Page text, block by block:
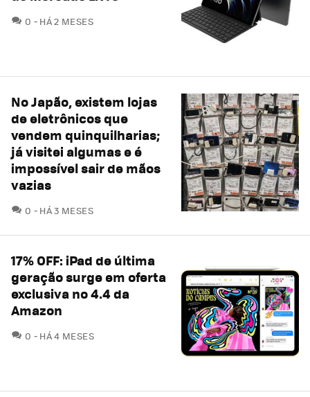
0 COMENTÁRIOS
HÁ 2 MESES
No Japão, existem lojas
de eletrônicos que
vendem quinquilharias;
já visitei algumas e é
impossível sair de mãos
vazias
0 COMENTÁRIOS
HÁ 3 MESES
17% OFF: iPad de última
geração surge em oferta
exclusiva no 4.4 da
Amazon
0 COMENTÁRIOS
HÁ 4 MESES